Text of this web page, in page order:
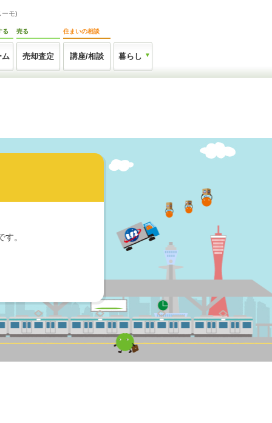
ーモ)
る
ム
売る
売却査定
住まいの相談
講座/相談 暮らし
。